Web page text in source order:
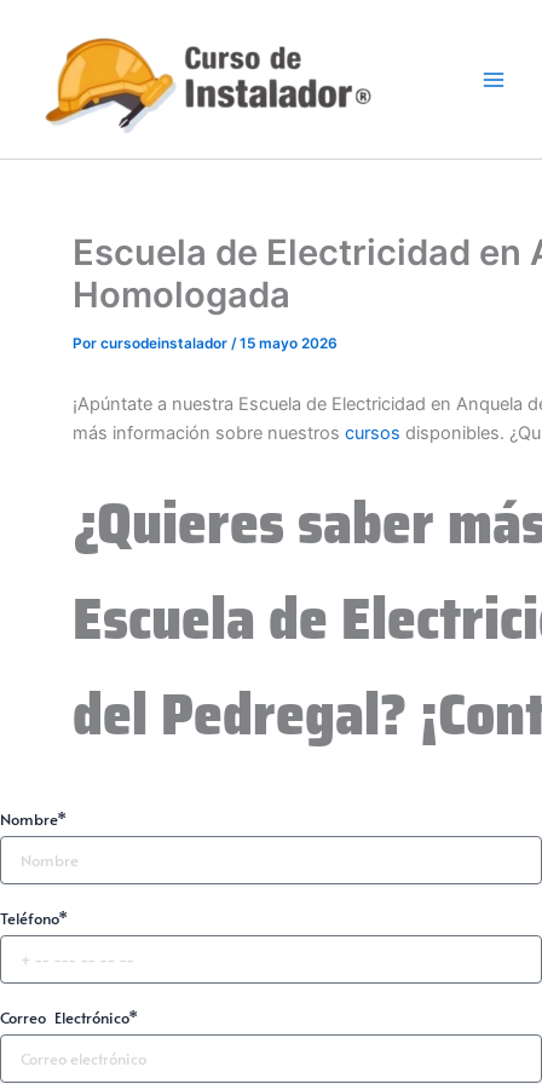
contenido
Escuela de Electricidad en
Homologada
Por cursodeinstalador /15 mayo 2026
¡Apúntate a nuestra Escuela de Electricidad en Anquela
más información sobre nuestros cursos disponibles.
¿Quieres saber
Escuela de
del Pedregal?
Nombre*
Teléfono*
Correo Electrónico*